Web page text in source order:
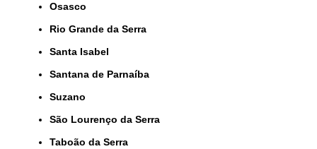
Osasco
Rio Grande da Serra
Santa Isabel
Santana de Parnaíba
Suzano
São Lourenço da Serra
Taboão da Serra